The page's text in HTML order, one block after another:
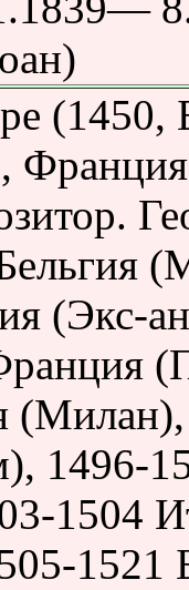
(1450,
(Экс-
1496-
1504
1521